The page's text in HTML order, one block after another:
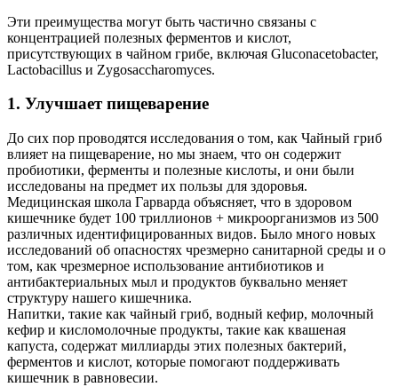
Эти преимущества могут быть частично связаны с
концентрацией полезных ферментов и кислот,
присутствующих в чайном грибе, включая Gluconacetobacter,
Lactobacillus и Zygosaccharomyces.
1. Улучшает пищеварение
До сих пор проводятся исследования о том, как Чайный гриб
влияет на пищеварение, но мы знаем, что он содержит
пробиотики, ферменты и полезные кислоты, и они были
исследованы на предмет их пользы для здоровья.
Медицинская школа Гарварда объясняет, что в здоровом
кишечнике будет 100 триллионов + микроорганизмов из 500
различных идентифицированных видов. Было много новых
исследований об опасностях чрезмерно санитарной среды и о
том, как чрезмерное использование антибиотиков и
антибактериальных мыл и продуктов буквально меняет
структуру нашего кишечника.
Напитки, такие как чайный гриб, водный кефир, молочный
кефир и кисломолочные продукты, такие как квашеная
капуста, содержат миллиарды этих полезных бактерий,
ферментов и кислот, которые помогают поддерживать
кишечник в равновесии.